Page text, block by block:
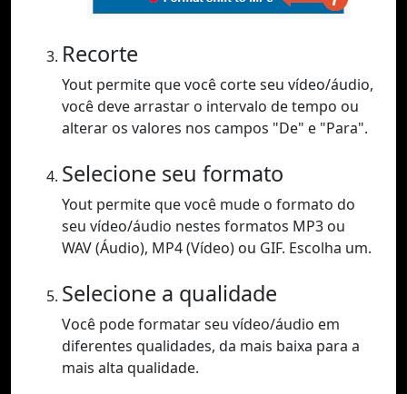
Recorte
Yout permite que você corte seu vídeo/áudio,
você deve arrastar o intervalo de tempo ou
alterar os valores nos campos "De" e "Para".
Selecione seu formato
Yout permite que você mude o formato do
seu vídeo/áudio nestes formatos MP3 ou
WAV (Áudio), MP4 (Vídeo) ou GIF. Escolha um.
Selecione a qualidade
Você pode formatar seu vídeo/áudio em
diferentes qualidades, da mais baixa para a
mais alta qualidade.